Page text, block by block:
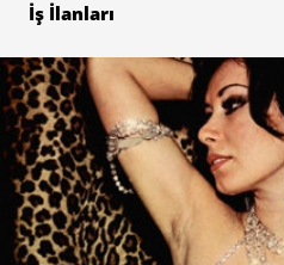
İş İlanları